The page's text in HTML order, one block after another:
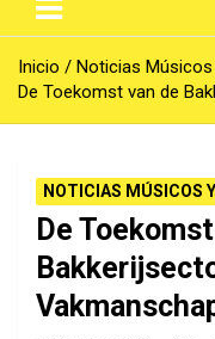
Inicio
Noticias Músicos
De Toekomst van de
NOTICIAS MÚSICOS
De